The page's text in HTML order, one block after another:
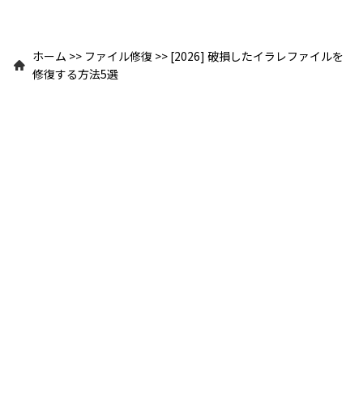
ホーム >> ファイル修復 >> [2026] 破損したイラレファイルを
修復する方法5選